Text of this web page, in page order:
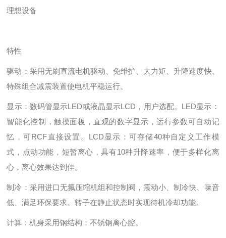
理想设备
特性
驱动：采用无刷直流电机驱动、免维护、大力矩、升降速度快、
特殊组合减震装置使电机平稳运行。
显示：数码管显示LED或液晶显示LCD，用户选配。LED显示：
智能化控制，触摸面板，直观的数字显示，运行参数可自动记
忆，可RCF直接设置。LCD显示：可存储40种自定义工作模
式，点动功能，短暂离心，具有10种升降速率，便于多样化离
心，离心效果达到佳。
制冷：采用进口无氟压缩机组和控制阀，震动小、制冷快、噪音
低、满足环保要求。转子在静止状态时实现待机冷却功能。
计算：机身采用钢结构；不锈钢离心腔。